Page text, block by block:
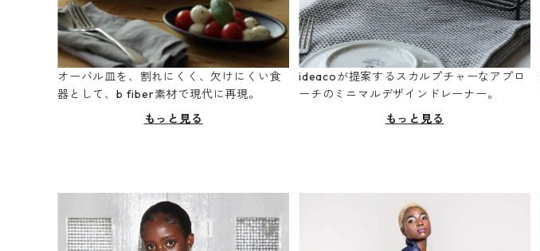
オーバル皿を、割れにくく、欠けにくい食
器として、b fiber素材で現代に再現。
もっと見る
ideacoが提案するスカルプチャーなアプロ
ーチのミニマルデザインドレーナー。
もっと見る